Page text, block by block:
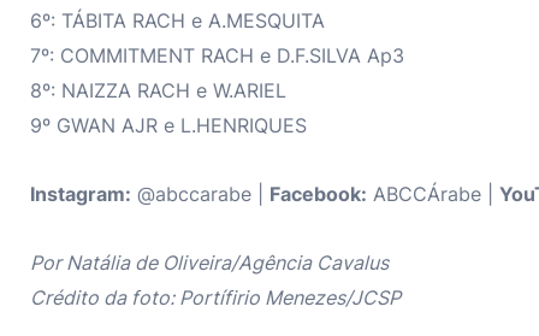
6º: TÁBITA RACH e A.MESQUITA
7º: COMMITMENT RACH e D.F.SILVA Ap3
8º: NAIZZA RACH e W.ARIEL
9º GWAN AJR e L.HENRIQUES
Instagram: @abccarabe | Facebook: ABCCÁrabe |
Por Natália de Oliveira/Agência Cavalus
Crédito da foto: Portífirio Menezes/JCSP